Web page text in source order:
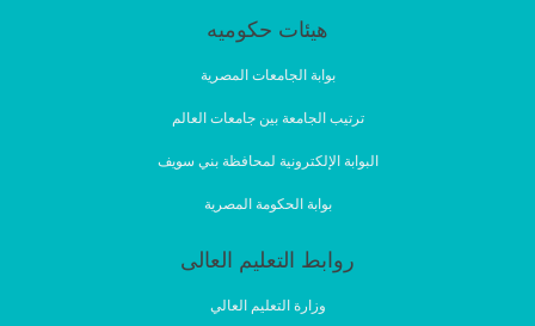
هيئات حكوميه
بوابة الجامعات المصرية
ترتيب الجامعة بين جامعات العالم
البوابة الإلكترونية لمحافظة بني سويف
بوابة الحكومة المصرية
روابط التعليم العالى
وزارة التعليم العالي